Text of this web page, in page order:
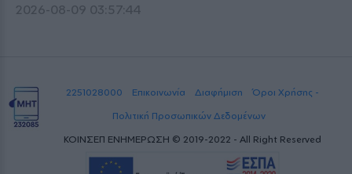
2026-08-09 03:57:44
2251028000 Επικοινωνία Διαφήμιση
Όροι Χρήσης -
Πολιτική Προσωπικών Δεδομένων
ΚΟΙΝΣΕΠ ΕΝΗΜΕΡΩΣΗ © 2019-2022 - All Right Reserved